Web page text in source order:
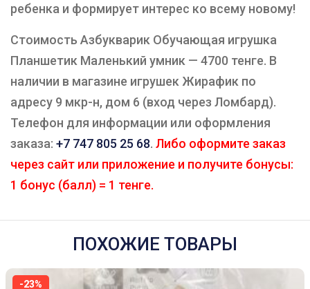
ребенка и формирует интерес ко всему новому!
Стоимость Азбукварик Обучающая игрушка
Планшетик Маленький умник — 4700 тенге. В
наличии в магазине игрушек Жирафик по
адресу 9 мкр-н, дом 6 (вход через Ломбард).
Телефон для информации или оформления
заказа: +7 747 805 25 68. Либо оформите заказ
через сайт или приложение и получите бонусы:
1 бонус (балл) = 1 тенге.
ПОХОЖИЕ ТОВАРЫ
-23%